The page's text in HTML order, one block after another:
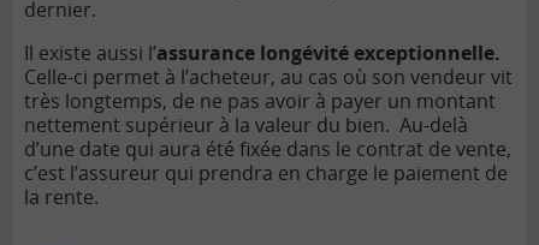
dernier.
Il existe aussi l’assurance longévité exceptionnelle.
Celle-ci permet à l’acheteur, au cas où son vendeur vit
très longtemps, de ne pas avoir à payer un montant
nettement supérieur à la valeur du bien. Au-delà
d’une date qui aura été fixée dans le contrat de vente,
c’est l’assureur qui prendra en charge le paiement de
la rente.